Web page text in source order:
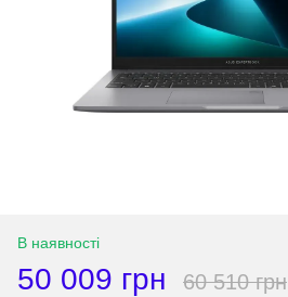
В наявності
50 009 грн 60 510 грн